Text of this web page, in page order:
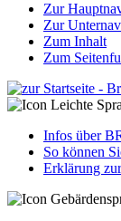
Zur
Zur
Zum Inhalt
Zum
Infos über
So können
Erklärung